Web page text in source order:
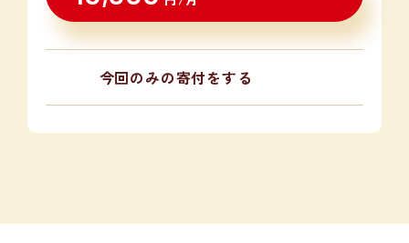
今回のみの寄付をする